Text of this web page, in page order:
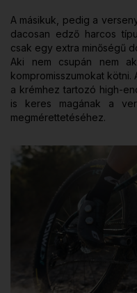
A másikuk, pedig a
dacosan edző harcos
csak egy extra minőségű
Aki nem csupán nem
kompromisszumokat
a krémhez tartozó high-
is keres magának a
megmérettetéséhez.